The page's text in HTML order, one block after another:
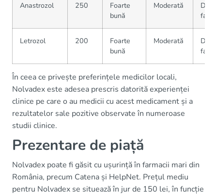
Anastrozol 250
Foarte
bună
Moderată
Letrozol 200
Foarte
bună
Moderată
În ceea ce privește preferințele medicilor locali,
Nolvadex este adesea prescris datorită experienței
clinice pe care o au medicii cu acest medicament și a
rezultatelor sale pozitive observate în numeroase
studii clinice.
Prezentare de piață
Nolvadex poate fi găsit cu ușurință în farmacii mari din
România, precum Catena și HelpNet. Prețul mediu
pentru Nolvadex se situează în jur de 150 lei, în funcție